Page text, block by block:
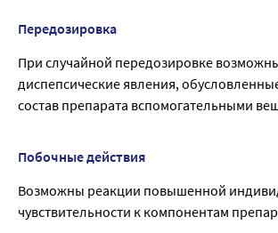
Передозировка
При случайной передозировке
диспепсические явления,
состав препарата вспомогательными
Побочные действия
Возможны реакции повышенной
чувствительности к компонентам